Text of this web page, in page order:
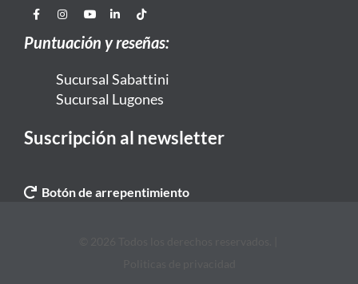
Puntuación y reseñas:
Sucursal Sabattini
Sucursal Lugones
Suscripción al newsletter
Botón de arrepentimiento